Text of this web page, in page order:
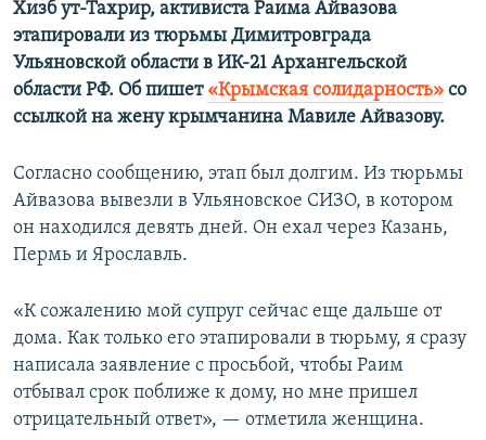
Хизб ут-Тахрир, активиста Раима Айвазова
этапировали из тюрьмы Димитровграда
Ульяновской области в ИК-21 Архангельской
области РФ. Об пишет «Крымская солидарность» со
ссылкой на жену крымчанина Мавиле Айвазову.
Согласно сообщению, этап был долгим. Из тюрьмы
Айвазова вывезли в Ульяновское СИЗО, в котором
он находился девять дней. Он ехал через Казань,
Пермь и Ярославль.
«К сожалению мой супруг сейчас еще дальше от
дома. Как только его этапировали в тюрьму, я сразу
написала заявление с просьбой, чтобы Раим
отбывал срок поближе к дому, но мне пришел
отрицательный ответ», — отметила женщина.